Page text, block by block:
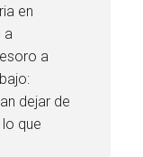
en
a
a
dejar de
que